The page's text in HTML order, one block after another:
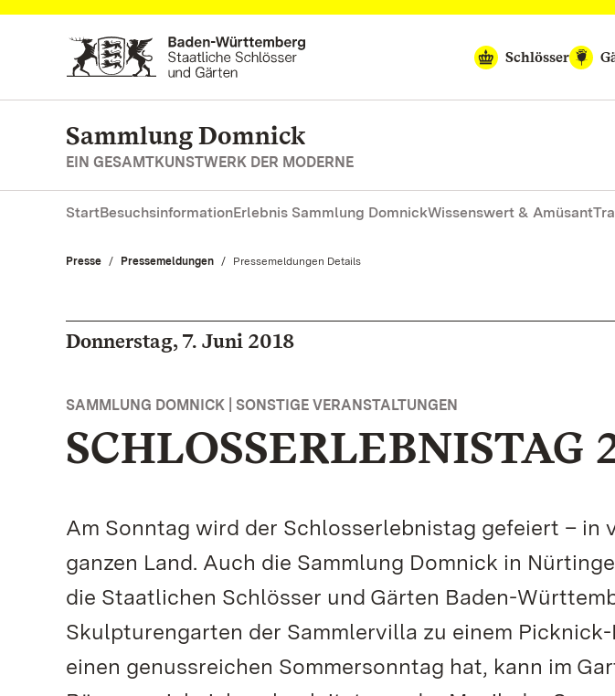
Zum Hauptinhalt springen
Schlösser
Sammlung Domnick
EIN GESAMTKUNSTWERK DER MODERNE
StartBesuchsinformationErlebnis Sammlung DomnickWissenswert & Amüsant
Presse Pressemeldungen Aktuell:
Pressemeldungen Details
Donnerstag, 7. Juni 2018
SAMMLUNG DOMNICK | SONSTIGE VERANSTALTUNGEN
SCHLOSSERLEBNISTAG
Am Sonntag wird der Schlosserlebnistag gefeiert – in
ganzen Land. Auch die Sammlung Domnick in
die Staatlichen Schlösser und Gärten Baden-
Skulpturengarten der Sammlervilla zu einem
einen genussreichen Sommersonntag hat, kann im